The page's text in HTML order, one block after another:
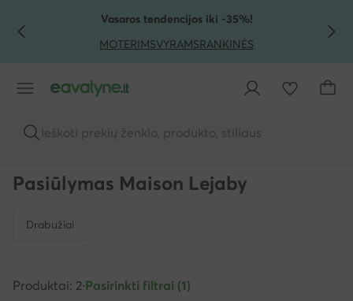
PEREITI PRIE PAGRINDINIO TURINIO
PEREITI Į PAIEŠKĄVasaros tendencijos iki -35%!
MOTERIMSVYRAMSRANKINĖS
Ieškoti prekių ženklo, produkto, stiliaus
Pasiūlymas Maison Lejaby
Drabužiai
Produktai: 2·Pasirinkti filtrai (1)